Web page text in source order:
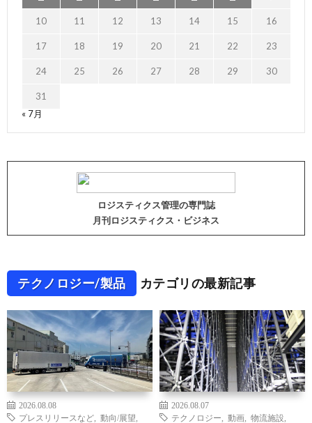
10 11 12 13 14 15 16
17 18 19 20 21 22 23
24 25 26 27 28 29 30
31
« 7月
ロジスティクス管理の専門誌
月刊ロジスティクス・ビジネス
テクノロジー/製品 カテゴリの最新記事
2026.08.08
プレスリリースなど
動向/展望
2026.08.07
テクノロジー
動画 物流施設